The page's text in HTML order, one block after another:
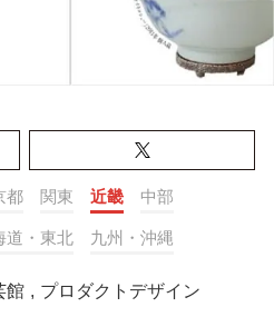
都 関東 近畿 中部
道・東北 九州・沖縄
館 , プロダクトデザイン